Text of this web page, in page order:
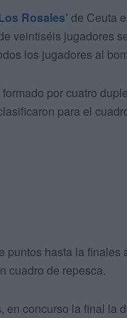
Rosales’ de Ceuta el
veintiséis jugadores
los jugadores al
por cuatro
para el
puntos hasta la finales
cuadro de repesca.
en concurso la final la